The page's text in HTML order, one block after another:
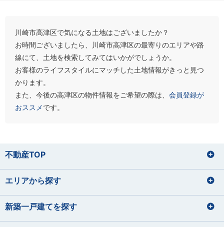
川崎市高津区で気になる土地はございましたか？
お時間ございましたら、川崎市高津区の最寄りのエリアや路
線にて、土地を検索してみてはいかがでしょうか。
お客様のライフスタイルにマッチした土地情報がきっと見つ
かります。
また、今後の高津区の物件情報をご希望の際は、 会員登録が
おススメです。
不動産TOP
エリアから探す
新築一戸建てを探す